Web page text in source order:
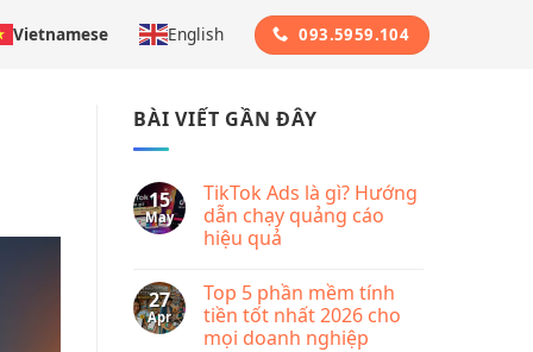
Vietnamese English 093.5959.104
BÀI VIẾT GẦN ĐÂY
15
May
TikTok Ads là gì? Hướng
dẫn chạy quảng cáo
hiệu quả
on
TikTok
Ads
là
27
Apr
Top 5 phần mềm tính
tiền tốt nhất 2026 cho
mọi doanh nghiệp